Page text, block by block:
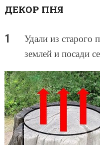
ДЕКОР ПНЯ
Удали из старого
землей и посади